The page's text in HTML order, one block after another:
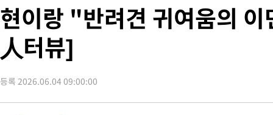
상
-5634초 전 >[속보]美중부 사령관, 이스라엘 긴급방문 다중화된 전선 상황 논
-3698초 전 > 美 국방부, 켄달 전 공군장관 보안허가 취소…“에어포스원 기밀
언론 누출”
-3667초 전 >‘축구의 신’ 아르헨티나 축구 선수 메시의 부친 지병 별세
-31381초 전 >이강인, 오늘 서울서 AT마드리드 입단식…'전례 없는 특급대
-18263초 전 >'여긴 20도, 저긴 50도'…열화상 카메라로 본 폭염 저감시설 '
현이랑 "반려견 귀여움의
人터뷰]
등록 2026.06.04 09:00:00